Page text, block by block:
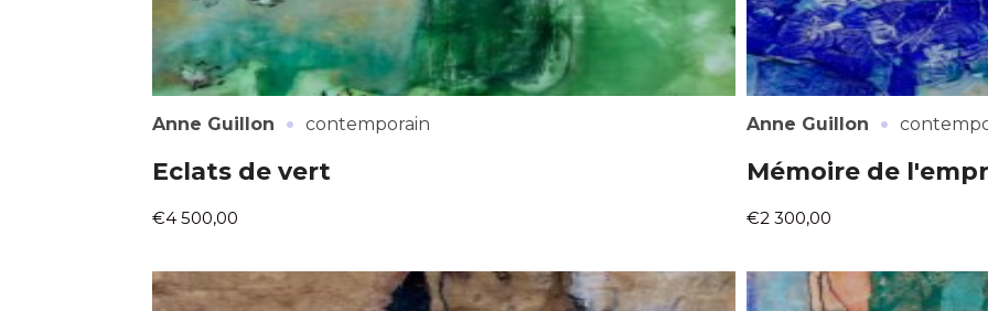
Anne Guillon · contemporain
Eclats de vert
€4 500,00
Anne Guillon ·
Mémoire de
€2 300,00